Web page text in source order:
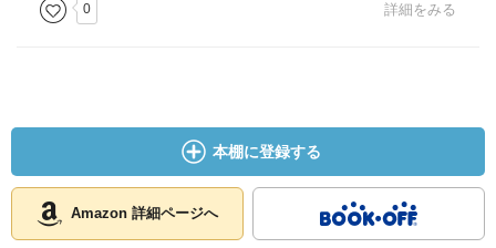
0 詳細をみる
本棚に登録する
Amazon 詳細ページへ